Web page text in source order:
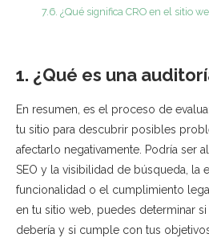
7.6. ¿Qué significa CRO en el sitio
1. ¿Qué es una
En resumen, es el proceso de
tu sitio para descubrir posibles
afectarlo negativamente. Podría ser
SEO y la visibilidad de búsqueda, la
funcionalidad o el cumplimiento
en tu sitio web, puedes determinar
debería y si cumple con tus